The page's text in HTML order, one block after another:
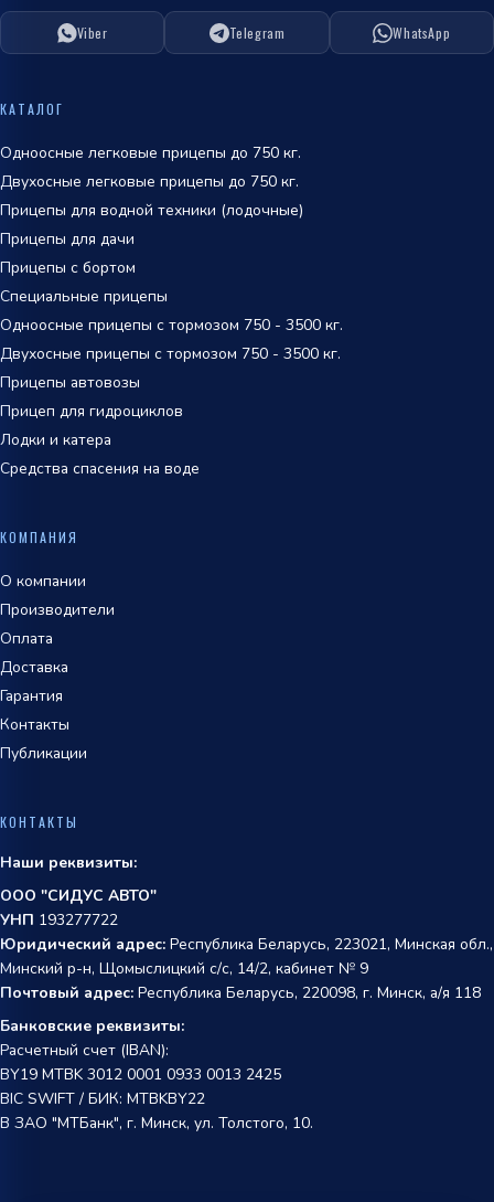
ОТПРАВИТЬ
Viber Telegram WhatsApp
КАТАЛОГ
Одноосные легковые прицепы до 750 кг.
Двухосные легковые прицепы до 750 кг.
Прицепы для водной техники (лодочные)
Прицепы для дачи
Прицепы с бортом
Специальные прицепы
Одноосные прицепы с тормозом 750 - 3500 кг.
Двухосные прицепы с тормозом 750 - 3500 кг.
Прицепы автовозы
Прицеп для гидроциклов
Лодки и катера
Средства спасения на воде
КОМПАНИЯ
О компании
Производители
Оплата
Доставка
Гарантия
Контакты
Публикации
КОНТАКТЫ
Наши реквизиты:
ООО "СИДУС АВТО"
УНП 193277722
Юридический адрес: Республика Беларусь, 223021, Минская обл.,
Минский р-н, Щомыслицкий с/с, 14/2, кабинет № 9
Почтовый адрес: Республика Беларусь, 220098, г. Минск, а/я 118
Банковские реквизиты:
Расчетный счет (IBAN):
BY19 MTBK 3012 0001 0933 0013 2425
BIC SWIFT / БИК: MTBKBY22
В ЗАО "МТБанк", г. Минск, ул. Толстого, 10.